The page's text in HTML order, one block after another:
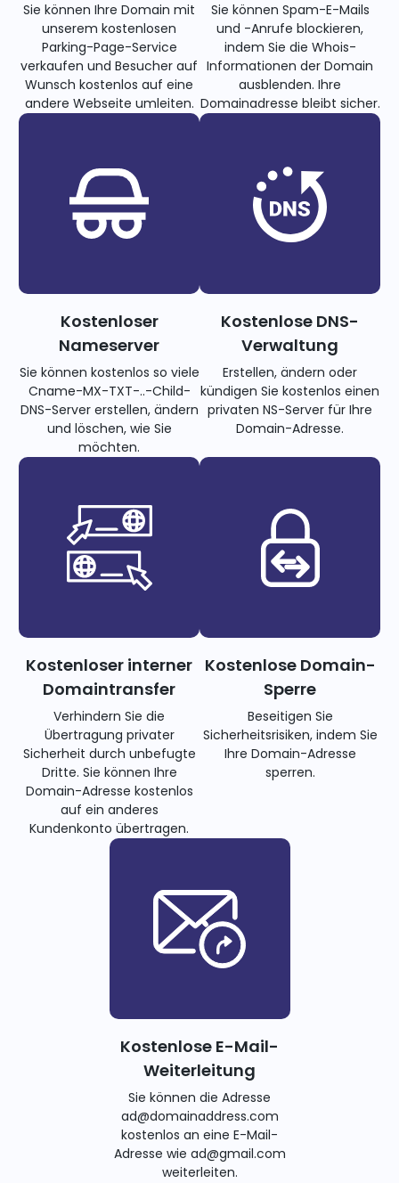
Sie können Ihre Domain mit
unserem kostenlosen
Parking-Page-Service
verkaufen und Besucher auf
Wunsch kostenlos auf eine
andere Webseite umleiten.
Sie können Spam-E-Mails
und -Anrufe blockieren,
indem Sie die Whois-
Informationen der Domain
ausblenden. Ihre
Domainadresse bleibt sicher.
Kostenloser
Nameserver
Sie können kostenlos so viele
Cname-MX-TXT-..-Child-
DNS-Server erstellen, ändern
und löschen, wie Sie
möchten.
Kostenlose DNS-
Verwaltung
Erstellen, ändern oder
kündigen Sie kostenlos einen
privaten NS-Server für Ihre
Domain-Adresse.
Kostenloser interner
Domaintransfer
Verhindern Sie die
Übertragung privater
Sicherheit durch unbefugte
Dritte. Sie können Ihre
Domain-Adresse kostenlos
auf ein anderes
Kundenkonto übertragen.
Kostenlose Domain-
Sperre
Beseitigen Sie
Sicherheitsrisiken, indem Sie
Ihre Domain-Adresse
sperren.
Kostenlose E-Mail-
Weiterleitung
Sie können die Adresse
ad@domainaddress.com
kostenlos an eine E-Mail-
Adresse wie ad@gmail.com
weiterleiten.